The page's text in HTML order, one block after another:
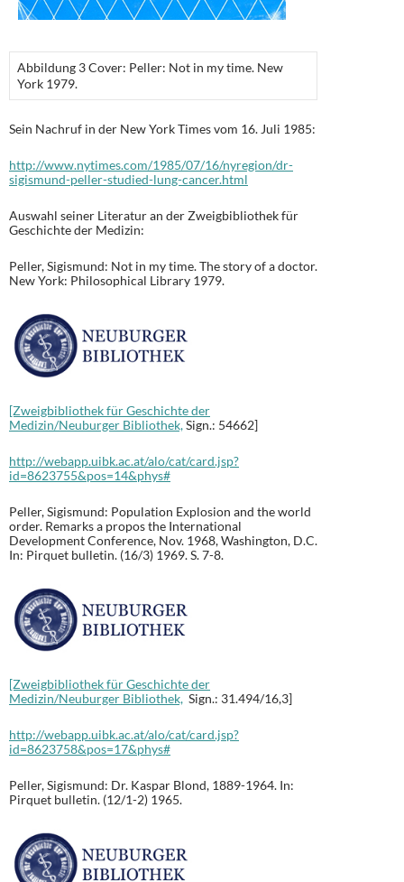
Abbildung 3 Cover: Peller: Not in my time. New
York 1979.
Sein Nachruf in der New York Times vom 16. Juli 1985:
http://www.nytimes.com/1985/07/16/nyregion/dr-
sigismund-peller-studied-lung-cancer.html
Auswahl seiner Literatur an der Zweigbibliothek für
Geschichte der Medizin:
Peller, Sigismund: Not in my time. The story of a doctor.
New York: Philosophical Library 1979.
[Zweigbibliothek für Geschichte der
Medizin/Neuburger Bibliothek,Sign.: 54662]
http://webapp.uibk.ac.at/alo/cat/card.jsp?
id=8623755&pos=14&phys#
Peller, Sigismund: Population Explosion and the world
order. Remarks a propos the International
Development Conference, Nov. 1968, Washington, D.C.
In: Pirquet bulletin. (16/3) 1969. S. 7-8.
[Zweigbibliothek für Geschichte der
Medizin/Neuburger Bibliothek, Sign.: 31.494/16,3]
http://webapp.uibk.ac.at/alo/cat/card.jsp?
id=8623758&pos=17&phys#
Peller, Sigismund: Dr. Kaspar Blond, 1889-1964. In:
Pirquet bulletin. (12/1-2) 1965.